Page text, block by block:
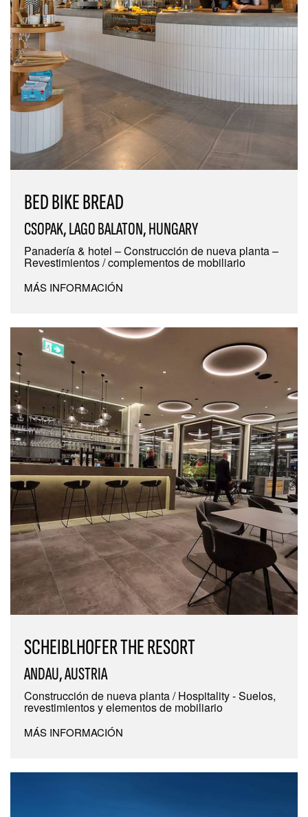
BED BIKE BREAD
CSOPAK, LAGO BALATON, HUNGARY
Panadería & hotel – Construcción de nueva planta –
Revestimientos / complementos de mobiliario
MÁS INFORMACIÓN
SCHEIBLHOFER THE RESORT
ANDAU, AUSTRIA
Construcción de nueva planta / Hospitality - Suelos,
revestimientos y elementos de mobiliario
MÁS INFORMACIÓN